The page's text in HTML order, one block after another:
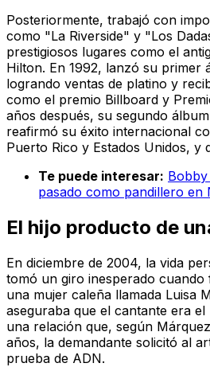
Posteriormente, trabajó con
como "La Riverside" y "Los
prestigiosos lugares como el
Hilton. En 1992, lanzó su primer
logrando ventas de platino y
como el premio Billboard y
años después, su segundo álbum
reafirmó su éxito internacional
Puerto Rico y Estados Unidos, y
Te puede interesar:
pasado como pandillero en
El hijo producto de
En diciembre de 2004, la vida
tomó un giro inesperado cuando
una mujer caleña llamada Luisa
aseguraba que el cantante era el
una relación que, según
años, la demandante solicitó al
prueba de ADN.